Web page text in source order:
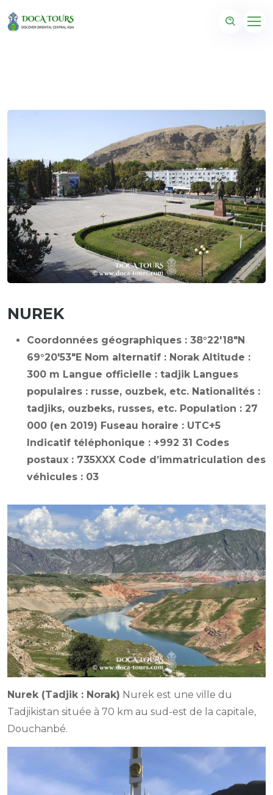
NUREK
Coordonnées géographiques : 38°22′18″N
69°20′53″E Nom alternatif : Norak Altitude :
300 m Langue officielle : tadjik Langues
populaires : russe, ouzbek, etc. Nationalités :
tadjiks, ouzbeks, russes, etc. Population : 27
000 (en 2019) Fuseau horaire : UTC+5
Indicatif téléphonique : +992 31 Codes
postaux : 735XXX Code d’immatriculation des
véhicules : 03
Nurek (Tadjik : Norak) Nurek est une ville du
Tadjikistan située à 70 km au sud-est de la capitale,
Douchanbé.